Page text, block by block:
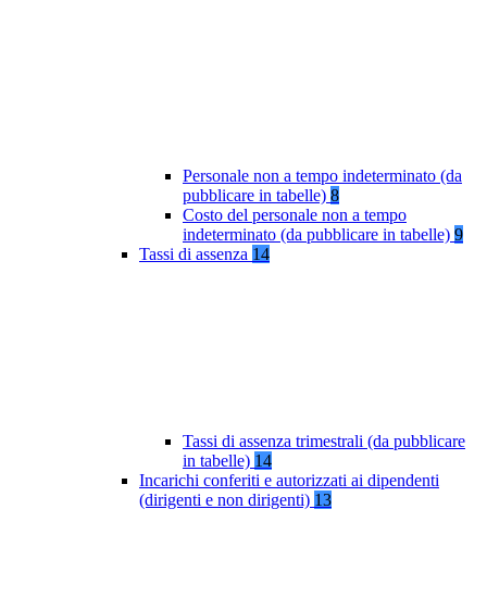
Personale non a tempo indeterminato (da
pubblicare in tabelle) 8
Costo del personale non a tempo
indeterminato (da pubblicare in tabelle) 9
Tassi di assenza 14
Tassi di assenza trimestrali (da pubblicare
in tabelle) 14
Incarichi conferiti e autorizzati ai dipendenti
(dirigenti e non dirigenti) 13